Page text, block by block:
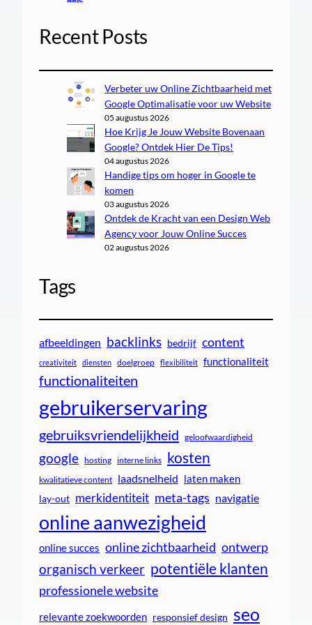
Recent Posts
Verbeter uw Online Zichtbaarheid met
Google Optimalisatie voor uw Website
05 augustus 2026
Hoe Krijg Je Jouw Website Bovenaan
Google? Ontdek Hier De Tips!
04 augustus 2026
Handige tips om hoger in Google te
komen
03 augustus 2026
Ontdek de Kracht van een Design Web
Agency voor Jouw Online Succes
02 augustus 2026
Tags
afbeeldingen backlinks bedrijf content
creativiteit diensten doelgroep flexibiliteit functionaliteit
functionaliteiten
gebruikerservaring
gebruiksvriendelijkheid geloofwaardigheid
google hosting interne links kosten
kwalitatieve content laadsnelheid laten maken
lay-out merkidentiteit meta-tags navigatie
online aanwezigheid
online succes online zichtbaarheid ontwerp
organisch verkeer potentiële klanten
professionele website
relevante zoekwoorden responsief design seo